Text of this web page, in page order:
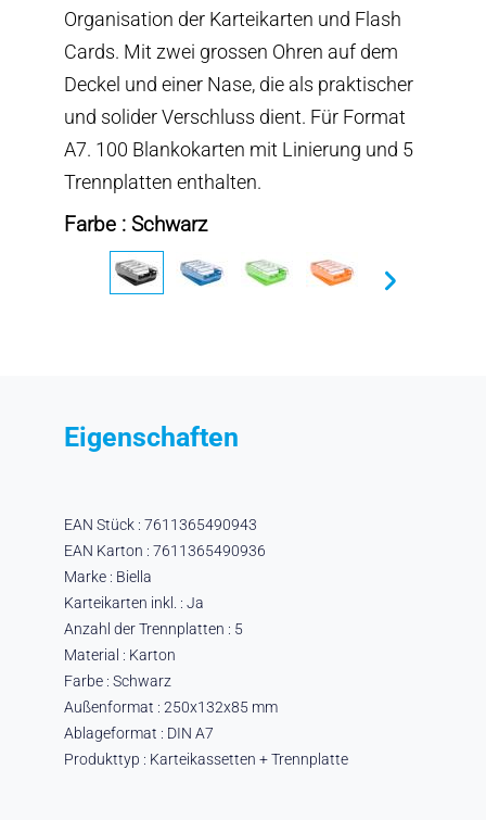
Organisation der Karteikarten und Flash
Cards. Mit zwei grossen Ohren auf dem
Deckel und einer Nase, die als praktischer
und solider Verschluss dient. Für Format
A7. 100 Blankokarten mit Linierung und 5
Trennplatten enthalten.
Farbe : Schwarz
Eigenschaften
EAN Stück : 7611365490943
EAN Karton : 7611365490936
Marke : Biella
Karteikarten inkl. : Ja
Anzahl der Trennplatten : 5
Material : Karton
Farbe : Schwarz
Außenformat : 250x132x85 mm
Ablageformat : DIN A7
Produkttyp : Karteikassetten + Trennplatte